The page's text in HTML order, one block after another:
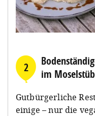
2
im
Gutbürgerliche
einige – nur die